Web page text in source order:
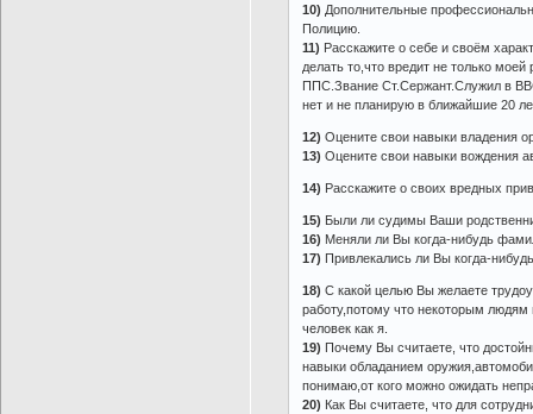
10) Дополнительные
Полицию.
11) Расскажите о себе и своём
делать то,что вредит не только
ППС.Звание Ст.Сержант.Служил в
нет и не планирую в ближайшие 20
12) Оцените свои навыки владения
13) Оцените свои навыки вождения
14) Расскажите о своих вредных
15) Были ли судимы Ваши
16) Меняли ли Вы когда-нибудь
17) Привлекались ли Вы когда-
18) С какой целью Вы желаете
работу,потому что некоторым
человек как я.
19) Почему Вы считаете, что
навыки обладанием
понимаю,от кого можно ожидать
20) Как Вы считаете, что для